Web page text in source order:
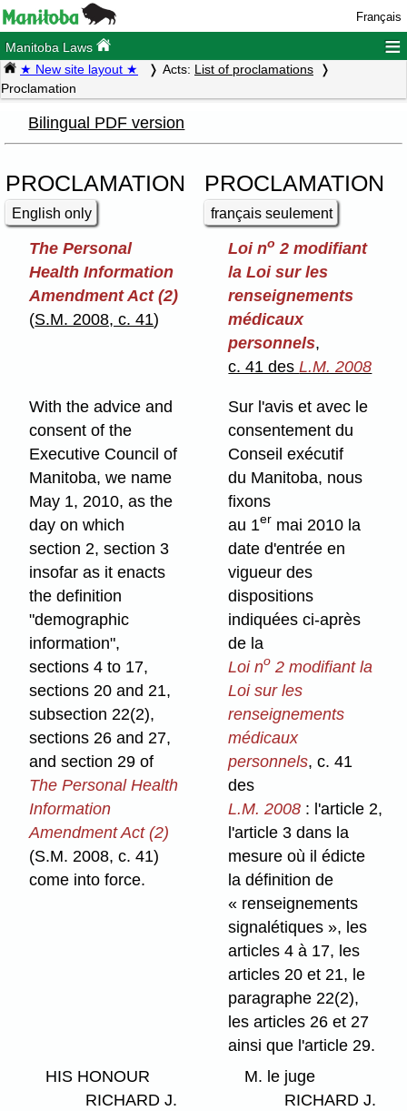
Français
Manitoba Laws ≡
★ New site layout ★ Acts: List of proclamations
Proclamation
Bilingual PDF version
PROCLAMATION
English only
PROCLAMATION
français seulement
The Personal
Health Information
Amendment Act (2)
(S.M. 2008, c. 41)
Loi no 2 modifiant
la Loi sur les
renseignements
médicaux
personnels,
c. 41 desL.M. 2008
With the advice and
consent of the
Executive Council of
Manitoba, we name
May 1, 2010, as the
day on which
section 2, section 3
insofar as it enacts
the definition
"demographic
information",
sections 4 to 17,
sections 20 and 21,
subsection 22(2),
sections 26 and 27,
and section 29 of
The Personal Health
Information
Amendment Act (2)
(S.M. 2008, c. 41)
come into force.
Sur l'avis et avec le
consentement du
Conseil exécutif
du Manitoba, nous
fixons
au 1er mai 2010 la
date d'entrée en
vigueur des
dispositions
indiquées ci-après
de la
Loi no 2 modifiant la
Loi sur les
renseignements
médicaux
personnels, c. 41
des
L.M. 2008 : l'article 2,
l'article 3 dans la
mesure où il édicte
la définition de
« renseignements
signalétiques », les
articles 4 à 17, les
articles 20 et 21, le
paragraphe 22(2),
les articles 26 et 27
ainsi que l'article 29.
HIS HONOUR
RICHARD J.
M. le juge
RICHARD J.